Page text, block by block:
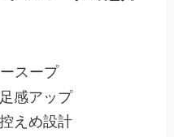
スープ
感アップ
えめ設計